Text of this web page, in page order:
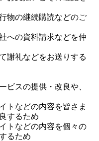
物の継続購読などのご
への資料請求などを仲
謝礼などをお送りする
ビスの提供・改良や、
トなどの内容を皆さま
するため
トなどの内容を個々の
るため